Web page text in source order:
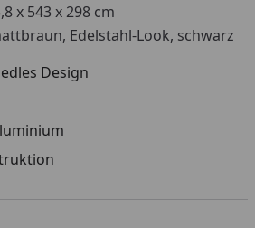
x 543 x 298 cm
Edelstahl-Look, schwarz
Design